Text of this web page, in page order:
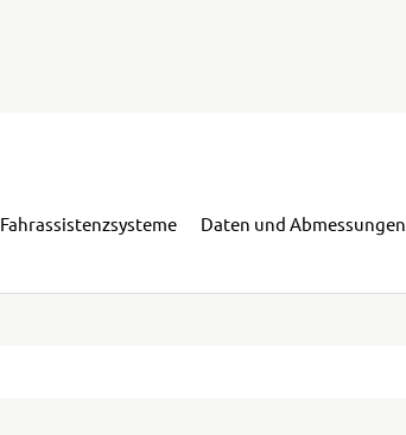
Fahrassistenzsysteme Daten und Abmessungen